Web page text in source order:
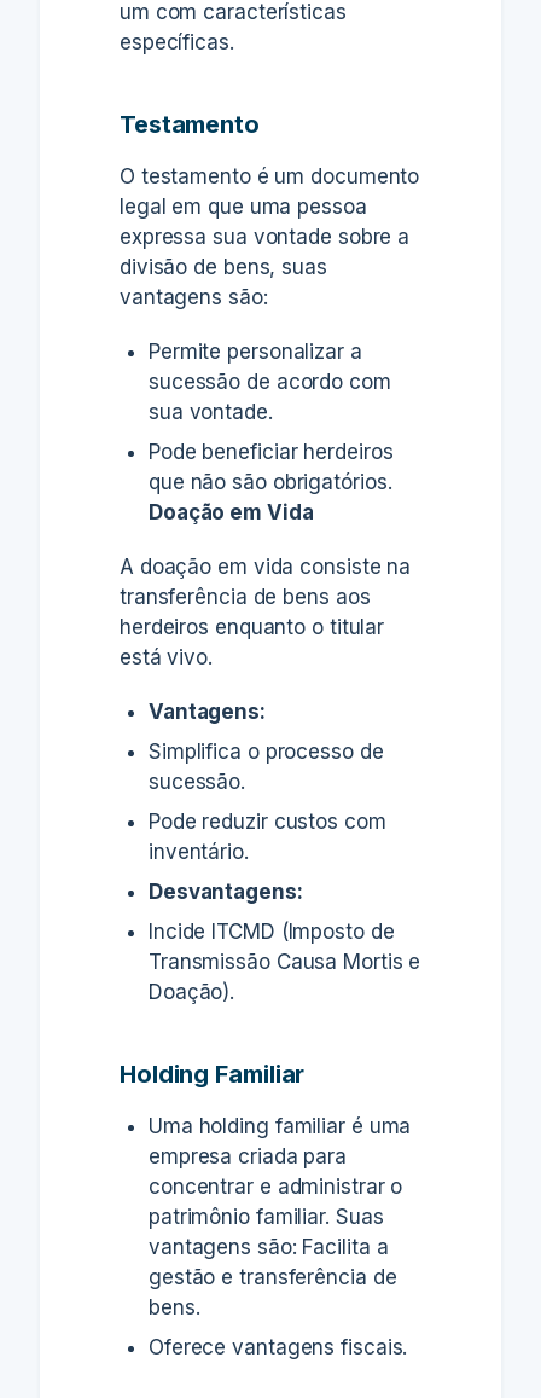
um com características
específicas.
Testamento
O testamento é um documento
legal em que uma pessoa
expressa sua vontade sobre a
divisão de bens, suas
vantagens são:
Permite personalizar a
sucessão de acordo com
sua vontade.
Pode beneficiar herdeiros
que não são obrigatórios.
Doação em Vida
A doação em vida consiste na
transferência de bens aos
herdeiros enquanto o titular
está vivo.
Vantagens:
Simplifica o processo de
sucessão.
Pode reduzir custos com
inventário.
Desvantagens:
Incide ITCMD (Imposto de
Transmissão Causa Mortis e
Doação).
Holding Familiar
Uma holding familiar é uma
empresa criada para
concentrar e administrar o
patrimônio familiar. Suas
vantagens são: Facilita a
gestão e transferência de
bens.
Oferece vantagens fiscais.